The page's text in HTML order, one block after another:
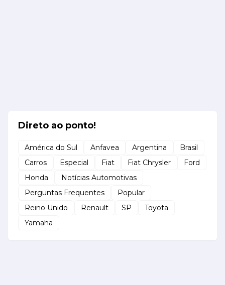
Direto ao ponto!
América do Sul Anfavea Argentina
Brasil
Carros
Especial Fiat Fiat Chrysler
Ford
Honda
Notícias Automotivas
Perguntas Frequentes
Popular
Reino Unido
Renault SP
Toyota
Yamaha